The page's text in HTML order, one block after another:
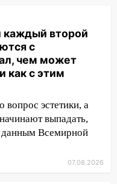
ульяновские
засудить УК
сулят
на
Тюленева
каждый второй
с
чем может
как с этим
эстетики, а
выпадать,
данным Всемирной
07.08.2026